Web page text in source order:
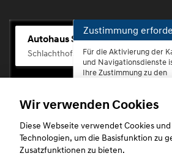
Autohaus Scherhag
Schlachthofstr. 68, 56073 Koblenz-
Zustimmung
Für die Aktivierung der
und Navigationsdienste
Ihre Zustimmung zu den
erforderlich.
Zustimmen
Wir verwenden Cookies
Diese Webseite verwendet Cookies
Technologien, um die Basisfunktion zu
Zusatzfunktionen zu bieten.